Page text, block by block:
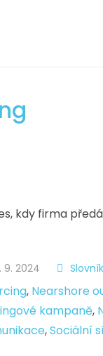
kdy firma
9. 2024
, Nearshore
kampaně,
,Sociální